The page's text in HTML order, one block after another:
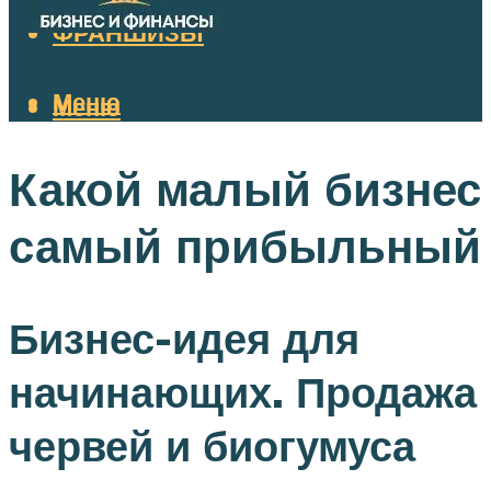
ФРАНШИЗЫ
Меню
Меню
Какой малый бизнес
самый прибыльный
Бизнес-идея для
начинающих. Продажа
червей и биогумуса